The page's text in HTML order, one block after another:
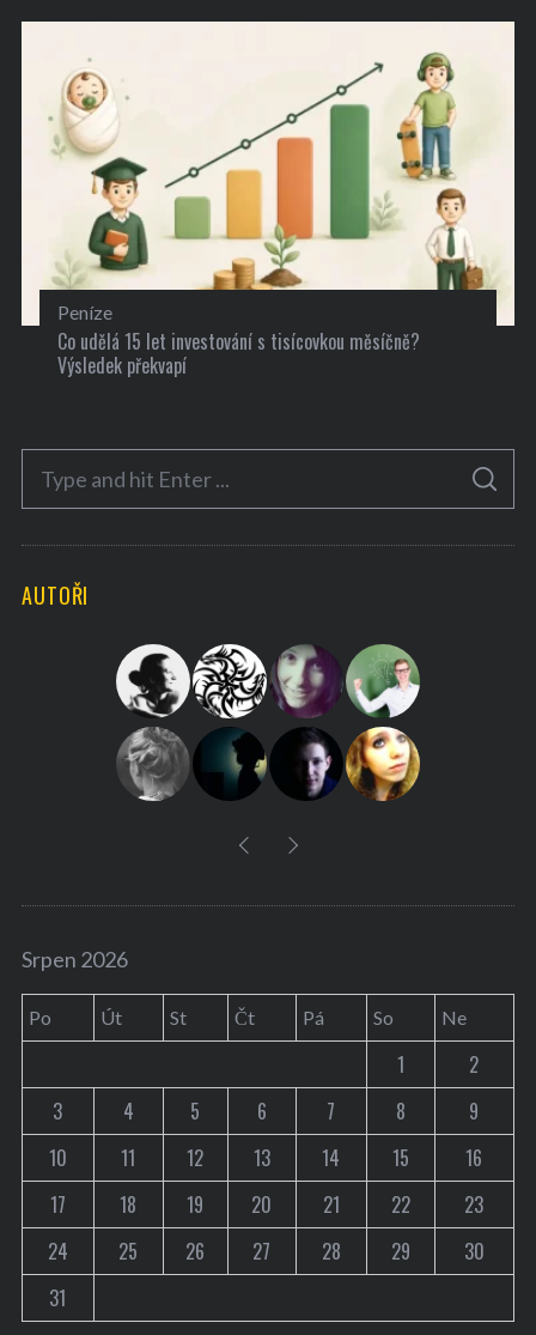
Peníze
Co udělá 15 let investování s tisícovkou měsíčně?
Výsledek překvapí
c
S
A
C
AUTOŘI
Srpen 2026
Po Út St Čt Pá So Ne
1
2
3
4 5 6 7 8
9
10
11 12 13 14 15
16
17
18 19 20 21 22
23
24
25 26 27 28 29
30
31